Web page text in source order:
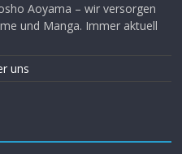
Aoyama – wir versorgen
und Manga. Immer aktuell
uns